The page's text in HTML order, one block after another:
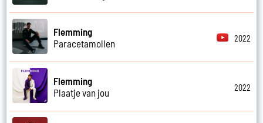
Flemming
Paracetamollen
2022
Flemming
Plaatje van jou
2022